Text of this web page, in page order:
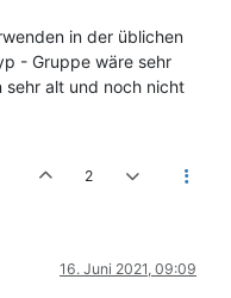
in der üblichen
- Gruppe wäre sehr
sehr alt und noch nicht
2
16. Juni 2021, 09:09